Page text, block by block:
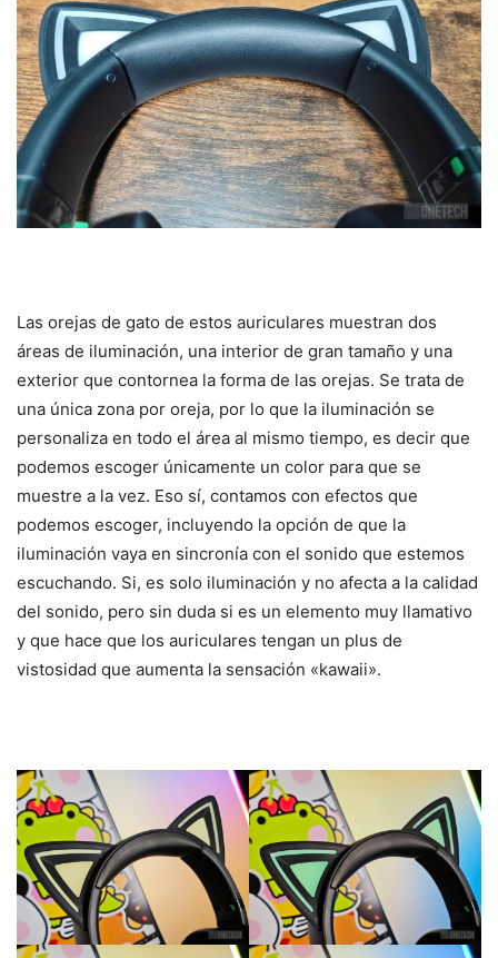
Las orejas de gato de estos auriculares muestran dos
áreas de iluminación, una interior de gran tamaño y una
exterior que contornea la forma de las orejas. Se trata de
una única zona por oreja, por lo que la iluminación se
personaliza en todo el área al mismo tiempo, es decir que
podemos escoger únicamente un color para que se
muestre a la vez. Eso sí, contamos con efectos que
podemos escoger, incluyendo la opción de que la
iluminación vaya en sincronía con el sonido que estemos
escuchando. Si, es solo iluminación y no afecta a la calidad
del sonido, pero sin duda si es un elemento muy llamativo
y que hace que los auriculares tengan un plus de
vistosidad que aumenta la sensación «kawaii».